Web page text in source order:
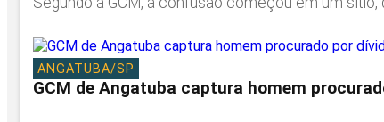
ANGATUBA/SP
GCM de Angatuba captura homem